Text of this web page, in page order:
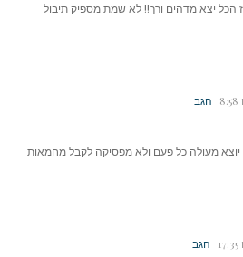
הכל יצא מדהים ורך!! לא שמת מספיק תיבול
הגב
מעולה כל פעם ולא מפסיקה לקבל מחמאות
הגב